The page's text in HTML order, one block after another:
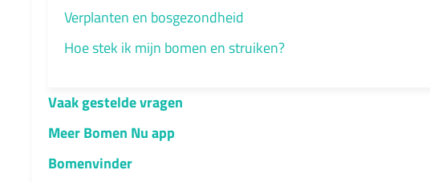
Verplanten en bosgezondheid
Hoe stek ik mijn bomen en struiken?
Vaak gestelde vragen
Meer Bomen Nu app
Bomenvinder